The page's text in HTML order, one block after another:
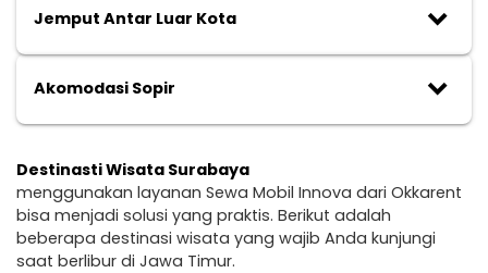
Jemput Antar Luar Kota keyboard_arrow_down
Akomodasi Sopir keyboard_arrow_down
Destinasti Wisata Surabaya
menggunakan layanan Sewa Mobil Innova dari Okkarent
bisa menjadi solusi yang praktis. Berikut adalah
beberapa destinasi wisata yang wajib Anda kunjungi
saat berlibur di Jawa Timur.